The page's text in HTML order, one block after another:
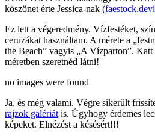
köszönet érte Jessica-nak (
Ez lett a végeredmény. Vízfestéket,
ceruzákat használtam. A mérete a
the Beach” vagyis „A Vízparton”. Katt
méretben szeretnéd látni!
no images were found
Ja, és még valami. Végre sikerült
rajzok galériát is. Úgyhogy érdemes
képeket. Elnézést a késésért!!!